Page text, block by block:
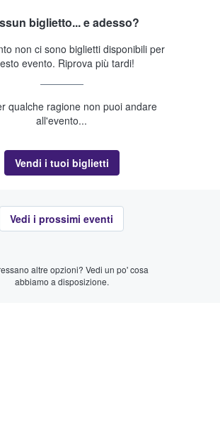
biglietto... e adesso?
non ci sono biglietti disponibili per
evento. Riprova più tardi!
qualche ragione non puoi andare
all'evento...
Vendi i tuoi biglietti
Vedi i prossimi eventi
altre opzioni? Vedi un po' cosa
abbiamo a disposizione.